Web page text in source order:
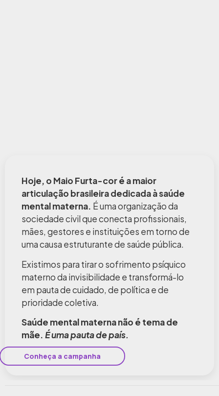
Hoje, o Maio Furta-cor é a maior
articulação brasileira dedicada à saúde
mental materna. É uma organização da
sociedade civil que conecta profissionais,
mães, gestores e instituições em torno de
uma causa estruturante de saúde pública.
Existimos para tirar o sofrimento psíquico
materno da invisibilidade e transformá-lo
em pauta de cuidado, de política e de
prioridade coletiva.
Saúde mental materna não é tema de
mãe. É uma pauta de país.
Conheça a campanha